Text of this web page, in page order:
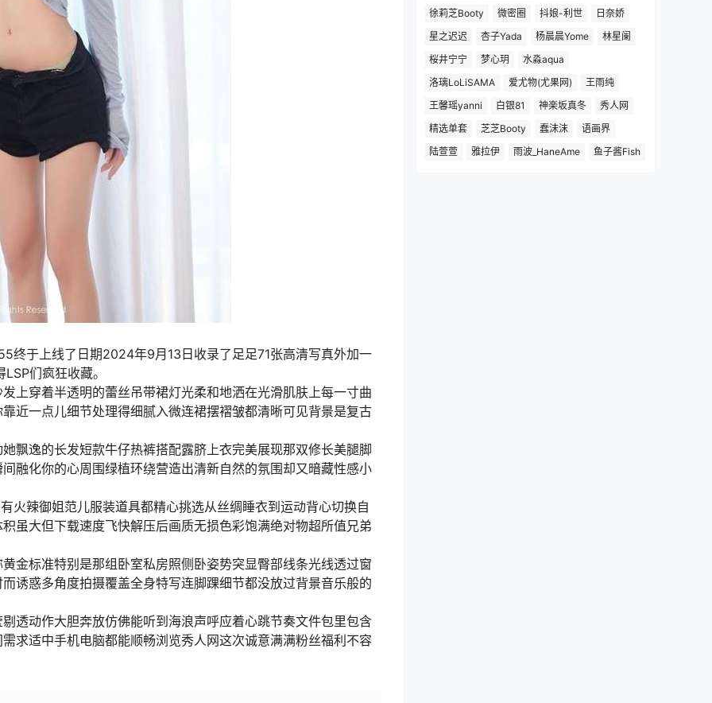
终于上线了日期2024年9月13日收录了足足71张高清写真外加一
们疯狂收藏。
上穿着半透明的蕾丝吊带裙灯光柔和地洒在光滑肌肤上每一寸曲
近一点儿细节处理得细腻入微连裙摆褶皱都清晰可见背景是复古
飘逸的长发短款牛仔热裤搭配露脐上衣完美展现那双修长美腿脚
融化你的心周围绿植环绕营造出清新自然的氛围却又暗藏性感小
火辣御姐范儿服装道具都精心挑选从丝绸睡衣到运动背心切换自
虽大但下载速度飞快解压后画质无损色彩饱满绝对物超所值兄弟
金标准特别是那组卧室私房照侧卧姿势突显臀部线条光线透过窗
诱惑多角度拍摄覆盖全身特写连脚踝细节都没放过背景音乐般的
透动作大胆奔放仿佛能听到海浪声呼应着心跳节奏文件包里包含
求适中手机电脑都能顺畅浏览秀人网这次诚意满满粉丝福利不容
徐莉芝Booty
微密圈 抖娘-利世
日奈娇
星之迟迟
杏子Yada 杨晨晨Yome
林星阑
桜井宁宁
梦心玥
水淼aqua
洛璃LoLiSAMA
爱尤物(尤果网)
王雨纯
王馨瑶yanni
白银81 神楽坂真冬
秀人网
精选单套
芝芝Booty 蠢沫沫
语画界
陆萱萱
雅拉伊 雨波_HaneAme 鱼子酱Fish